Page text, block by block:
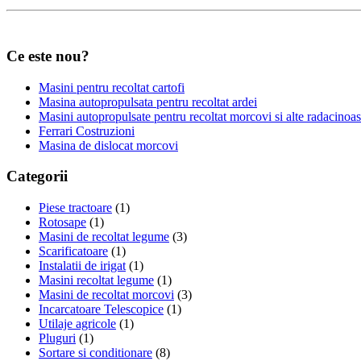
Ce este nou?
Masini pentru recoltat cartofi
Masina autopropulsata pentru recoltat ardei
Masini autopropulsate pentru recoltat morcovi si alte
Ferrari Costruzioni
Masina de dislocat morcovi
Categorii
Piese tractoare (1)
Rotosape (1)
Masini de recoltat legume (3)
Scarificatoare (1)
Instalatii de irigat (1)
Masini recoltat legume (1)
Masini de recoltat morcovi (3)
Incarcatoare Telescopice (1)
Utilaje agricole (1)
Pluguri (1)
Sortare si conditionare (8)